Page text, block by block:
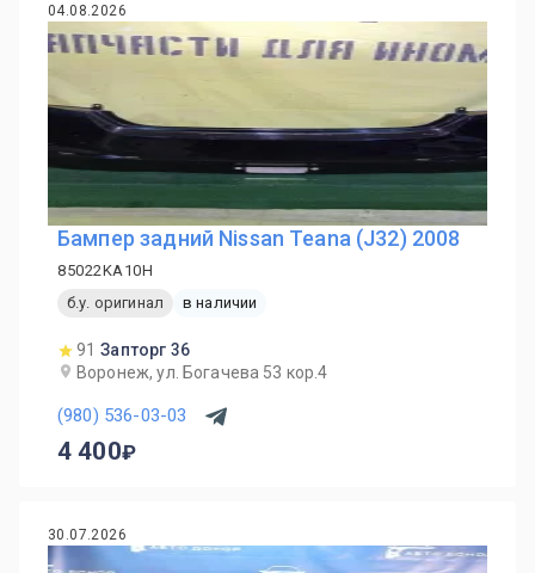
04.08.2026
Бампер задний Nissan Teana (J32) 2008
85022KA10H
б.у. оригинал
в наличии
91 Запторг 36
Воронеж, ул. Богачева 53 кор.4
(980) 536-03-03
4 400
30.07.2026